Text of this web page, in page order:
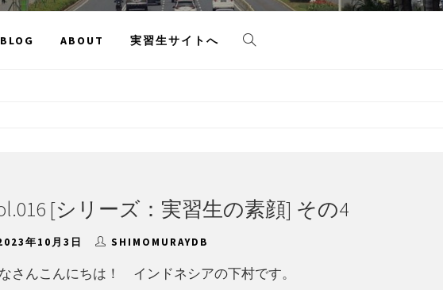
BLOG ABOUT 実習生サイトへ
[シリーズ：実習生の素顔] その4
年10月3日 SHIMOMURAYDB
さんこんにちは！ インドネシアの下村です。